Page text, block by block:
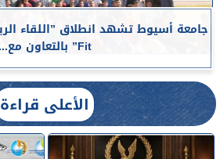
Fit” بالتعاون مع...
الأعلى قراءة